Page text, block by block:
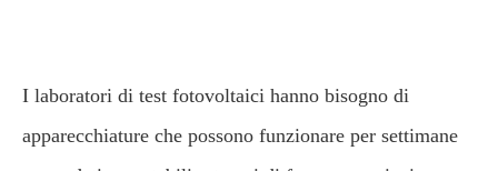
I laboratori di test fotovoltaici hanno bisogno di
apparecchiature che possono funzionare per settimane